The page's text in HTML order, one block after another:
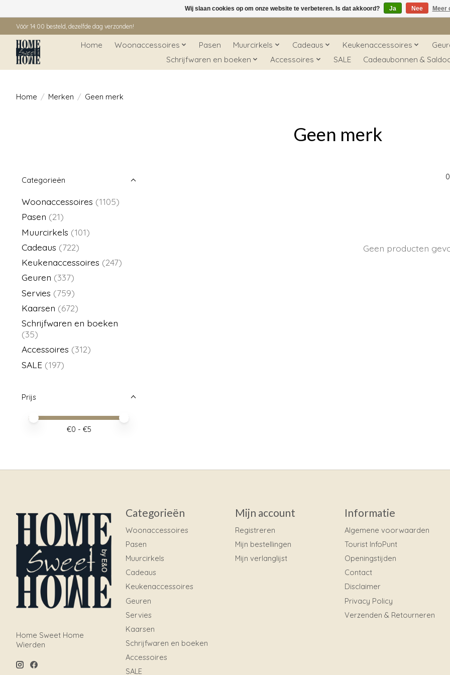
Vóór 14:00 besteld, dezelfde dag verzonden!
Home Woonaccessoires Pasen Muurcirkels Cadeaus Keukenaccessoires
Schrijfwaren en boeken
Accessoires SALE Cadeaubonnen &
Home / Merken / Geen merk
Geen merk
Categorieën
Woonaccessoires (1105)
Pasen (21)
Muurcirkels (101)
Cadeaus (722)
Keukenaccessoires (247)
Geuren (337)
Servies (759)
Kaarsen (672)
Schrijfwaren en boeken
(35)
Accessoires (312)
SALE (197)
Prijs
Minimale prijswaarde
Price maximum value
€0 - €5
Geen producten
Home Sweet Home
Wierden
Categorieën
Woonaccessoires
Pasen
Muurcirkels
Cadeaus
Keukenaccessoires
Geuren
Servies
Kaarsen
Schrijfwaren en boeken
Accessoires
SALE
Mijn account
Registreren
Mijn bestellingen
Mijn verlanglijst
Informatie
Algemene voorwaarden
Tourist InfoPunt
Openingstijden
Contact
Disclaimer
Privacy Policy
Verzenden & Retourneren
Wij slaan cookies op om onze website te verbeteren. Is dat akkoord? Ja Nee Meer